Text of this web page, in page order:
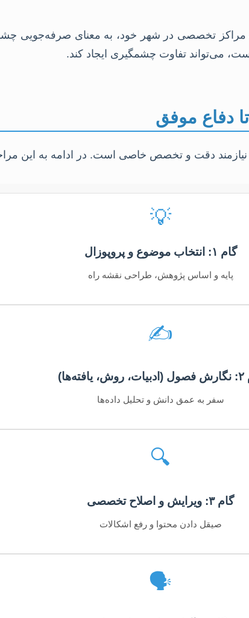
تخصصی در شهر خود، به معنای صرفه‌جویی
می‌تواند تفاوت چشمگیری ایجاد کند.
دفاع موفق
نیازمند دقت و تخصص خاصی است. در ادامه به این
💡
گام ۱: انتخاب موضوع و پروپوزال
پایه و اساس پژوهش، طراحی نقشه راه
✍️
سفر به عمق دانش و تحلیل داده‌ها
🔍
گام ۳: ویرایش و اصلاح تخصصی
صیقل دادن محتوا و رفع اشکالات
🗣️